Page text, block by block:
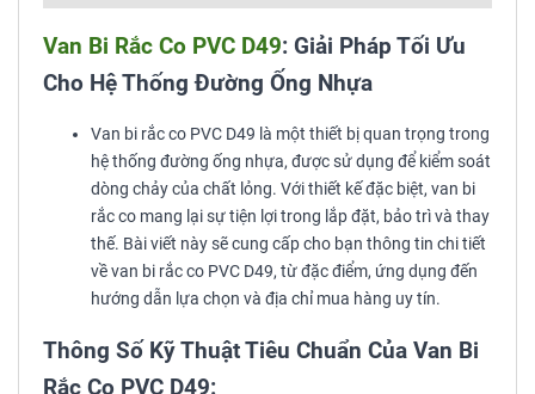
Van Bi Rắc Co PVC D49: Giải Pháp Tối Ưu
Cho Hệ Thống Đường Ống Nhựa
Van bi rắc co PVC D49 là một thiết bị quan trọng trong
hệ thống đường ống nhựa, được sử dụng để kiểm soát
dòng chảy của chất lỏng. Với thiết kế đặc biệt, van bi
rắc co mang lại sự tiện lợi trong lắp đặt, bảo trì và thay
thế. Bài viết này sẽ cung cấp cho bạn thông tin chi tiết
về van bi rắc co PVC D49, từ đặc điểm, ứng dụng đến
hướng dẫn lựa chọn và địa chỉ mua hàng uy tín.
Thông Số Kỹ Thuật Tiêu Chuẩn Của Van Bi
Rắc Co PVC D49: